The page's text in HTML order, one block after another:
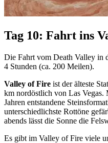
Tag 10: Fahrt ins
Die Fahrt vom Death Valley in
4 Stunden (ca. 200 Meilen).
Valley of Fire ist der älteste
km nordöstlich von Las
Jahren entstandene
unterschiedlichste Rottöne
abends lässt die Sonne die
Es gibt im Valley of Fire viele